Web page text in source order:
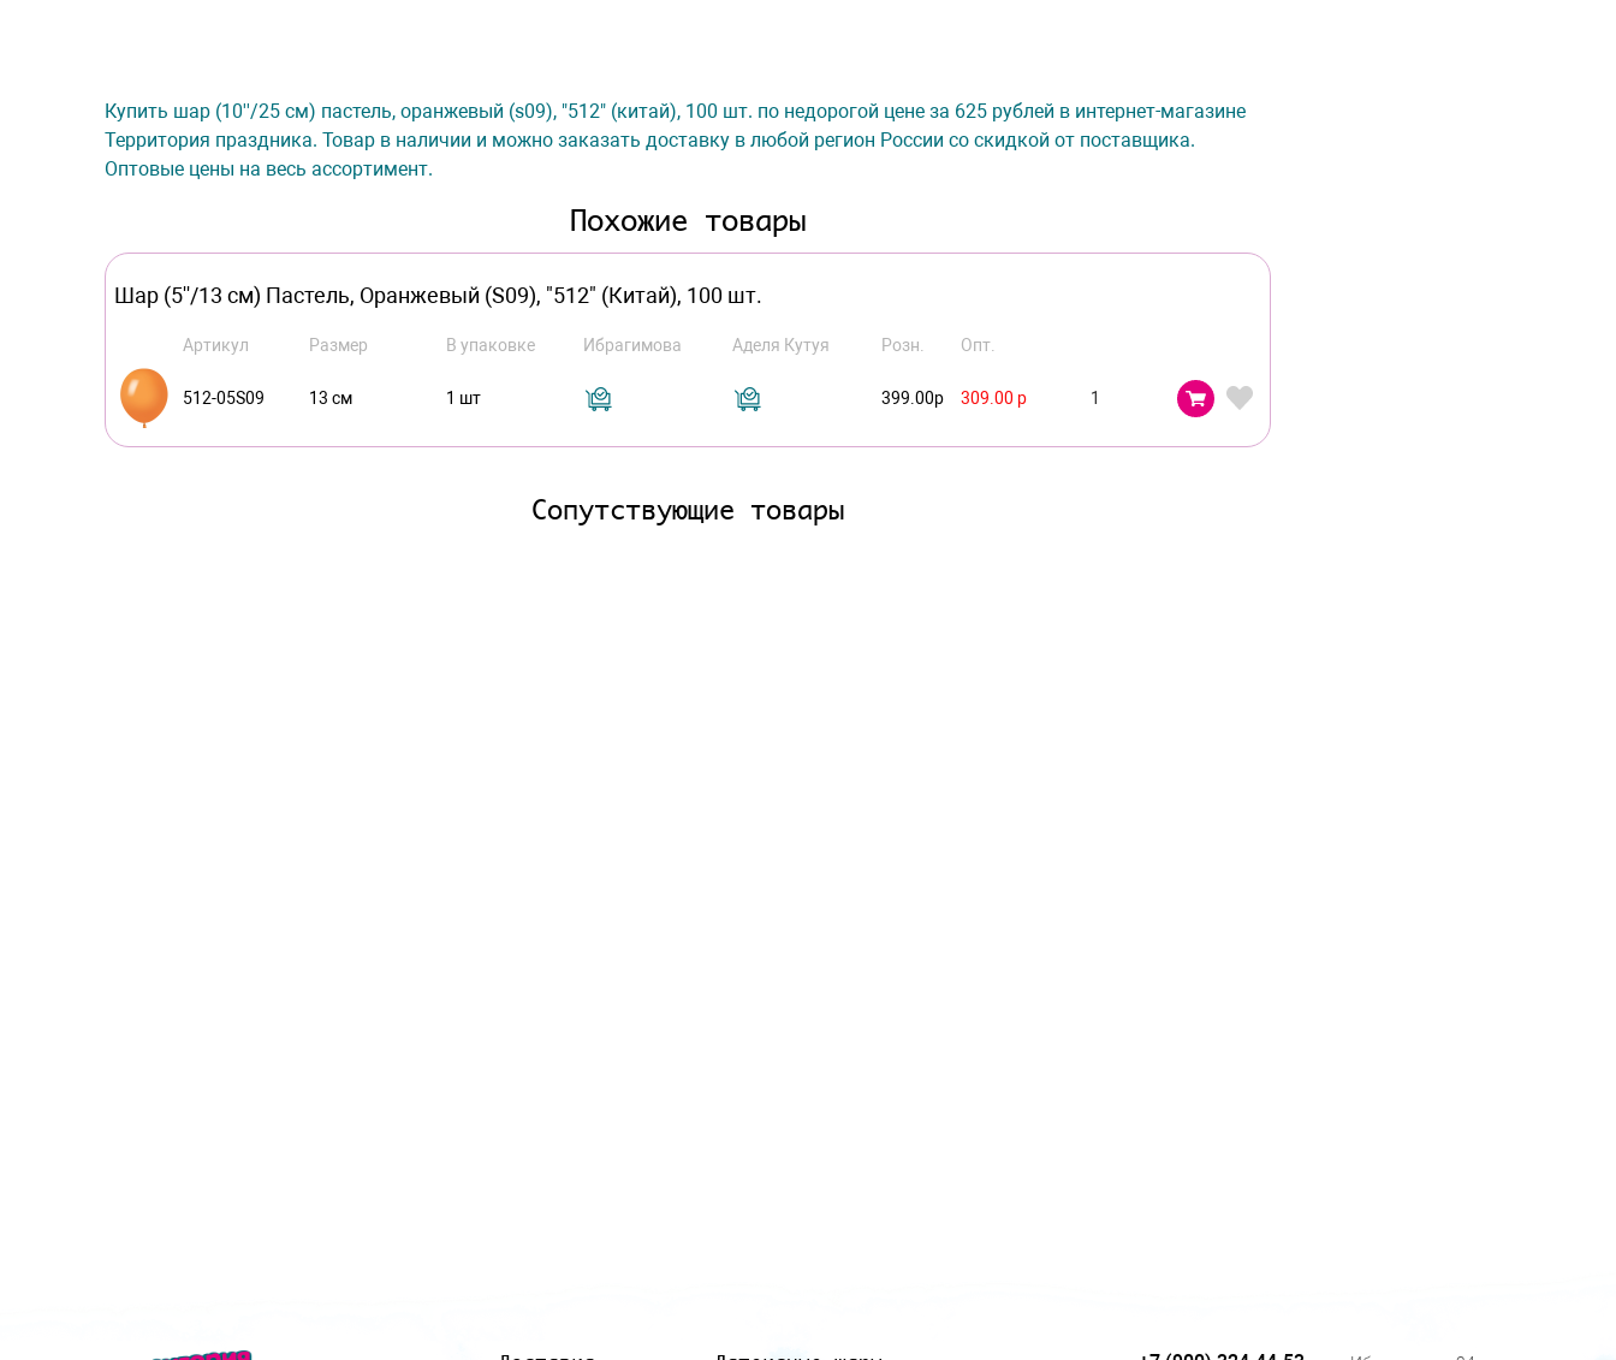
Купить шар (10''/25 см) пастель, оранжевый (s09), "512" (китай), 100 шт. по недорогой цене за 625 рублей в интернет-магазине
Территория праздника. Товар в наличии и можно заказать доставку в любой регион России со скидкой от поставщика.
Оптовые цены на весь ассортимент.
Похожие товары
Шар (5''/13 см) Пастель, Оранжевый (S09), "512" (Китай), 100 шт.
Артикул Размер В упаковке Ибрагимова Аделя Кутуя Розн. Опт.
512-05S09 13 см 1 шт 399.00р 309.00 р
Сопутствующие товары